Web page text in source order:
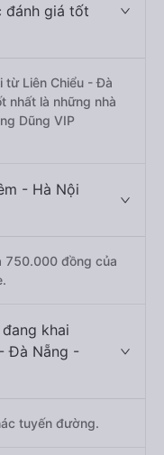
đánh giá tốt
từ Liên Chiểu - Đà
nhất là những nhà
Dũng VIP
- Hà Nội
750.000 đồng của
khai
Đà Nẵng -
tuyến đường.